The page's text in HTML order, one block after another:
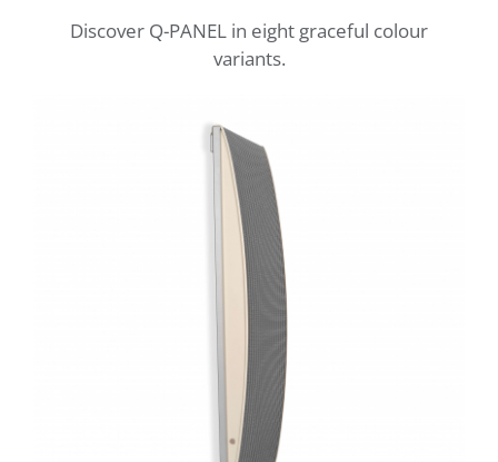
Discover Q-PANEL in eight graceful colour
variants.
PEARL